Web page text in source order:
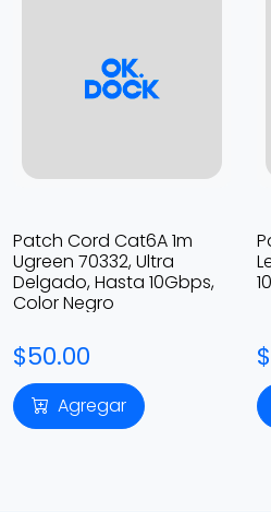
Patch Cord Cat6A 1m
Ugreen 70332, Ultra
Delgado, Hasta 10Gbps,
Color Negro
$50.00
Agregar